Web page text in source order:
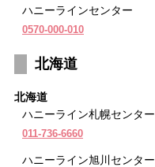
ハニーラインセンター
0570-000-010
北海道
北海道
ハニーライン札幌センター
011-736-6660
ハニーライン旭川センター